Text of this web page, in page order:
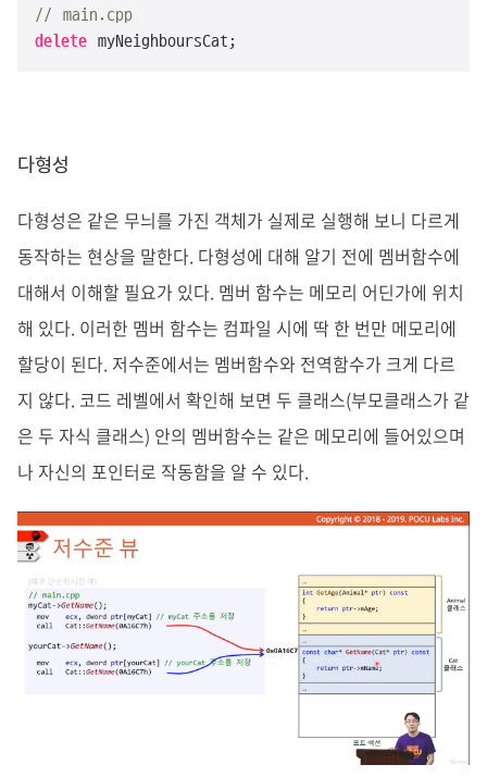
// main.cpp
delete myNeighboursCat;
다형성
다형성은 같은 무늬를 가진 객체가 실제로 실행해 보니 다르게
동작하는 현상을 말한다. 다형성에 대해 알기 전에 멤버함수에
대해서 이해할 필요가 있다. 멤버 함수는 메모리 어딘가에 위치
해 있다. 이러한 멤버 함수는 컴파일 시에 딱 한 번만 메모리에
할당이 된다. 저수준에서는 멤버함수와 전역함수가 크게 다르
지 않다. 코드 레벨에서 확인해 보면 두 클래스(부모클래스가 같
은 두 자식 클래스) 안의 멤버함수는 같은 메모리에 들어있으며
나 자신의 포인터로 작동함을 알 수 있다.